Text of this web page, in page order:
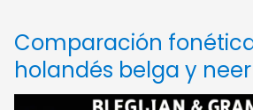
Comparación
holandés belga y